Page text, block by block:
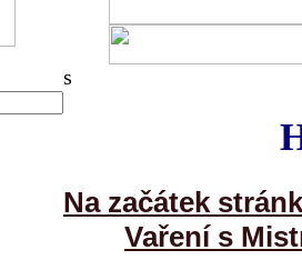
s
Na začátek
Vaření s